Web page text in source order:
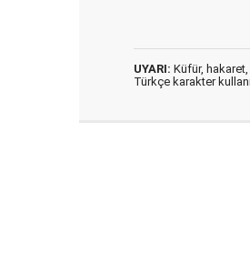
UYARI: Küfür,
Türkçe karakter